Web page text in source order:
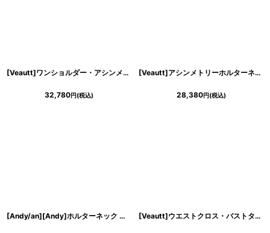
[Veautt]ワンショルダー・アシンメトリー・フレア・ミディアムドレス《送料＆代引き手数料無料》
32,780円(税込)
[Veautt]アシンメトリーホルターネック・ウエストクロスデザイン・サイドカット・タイト・ミディアムドレス《送料＆代引き手数料無料》
28,380円(税込)
[Andy/an][Andy]ホルターネック ・フロントジップ・ハイネック・ビジュー・リボン・フレア・ミニドレス・キャバドレス《送料＆代引き手数料無料》 [Veautt]ウエストクロス・バストタック・リボン・バイカラー・チェーン・サイドファスナー・タイト・ミディアムドレス《送料＆代引き手数料無料》